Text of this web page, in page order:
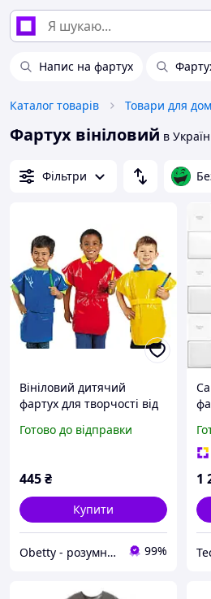
Напис на фартух
Каталог товарів Товари для
Фартух вініловий в
Фільтри
Вініловий дитячий
фартух для творчості від
Готово до відправки
445₴
Купити
Obetty - розумна дитина 99%
1